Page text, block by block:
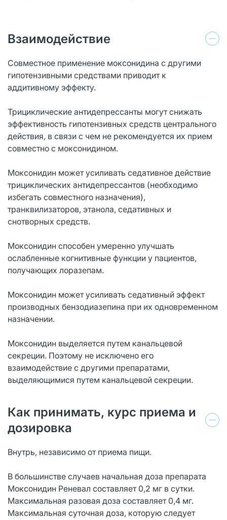
Взаимодействие
Совместное применение моксонидина с другими
гипотензивными средствами приводит к
аддитивному эффекту.
Трициклические антидепрессанты могут снижать
эффективность гипотензивных средств центрального
действия, в связи с чем не рекомендуется их прием
совместно с моксонидином.
Моксонидин может усиливать седативное действие
трициклических антидепрессантов (необходимо
избегать совместного назначения),
транквилизаторов, этанола, седативных и
снотворных средств.
Моксонидин способен умеренно улучшать
ослабленные когнитивные функции у пациентов,
получающих лоразепам.
Моксонидин может усиливать седативный эффект
производных бензодиазепина при их одновременном
назначении.
Моксонидин выделяется путем канальцевой
секреции. Поэтому не исключено его
взаимодействие с другими препаратами,
выделяющимися путем канальцевой секреции.
Как принимать, курс приема и
дозировка
Внутрь, независимо от приема пищи.
В большинстве случаев начальная доза препарата
Моксонидин Реневал составляет 0,2 мг в сутки.
Максимальная разовая доза составляет 0,4 мг.
Максимальная суточная доза, которую следует